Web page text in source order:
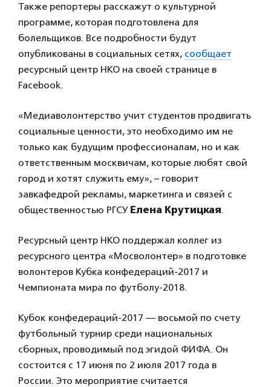
Также репортеры расскажут о культурной
программе, которая подготовлена для
болельщиков. Все подробности будут
опубликованы в социальных сетях, сообщает
ресурсный центр НКО на своей странице в
Facebook.
«Медиаволонтерство учит студентов продвигать
социальные ценности, это необходимо им не
только как будущим профессионалам, но и как
ответственным москвичам, которые любят свой
город и хотят служить ему», – говорит
завкафедрой рекламы, маркетинга и связей с
общественностью РГСУ Елена Крутицкая.
Ресурсный центр НКО поддержал коллег из
ресурсного центра «Мосволонтер» в подготовке
волонтеров Кубка конфедераций-2017 и
Чемпионата мира по футболу-2018.
Кубок конфедераций-2017 — восьмой по счету
футбольный турнир среди национальных
сборных, проводимый под эгидой ФИФА. Он
состоится с 17 июня по 2 июля 2017 года в
России. Это мероприятие считается